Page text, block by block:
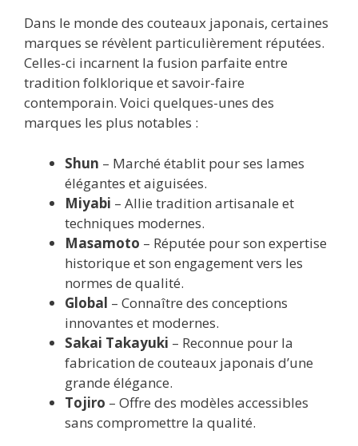
Dans le monde des couteaux japonais, certaines
marques se révèlent particulièrement réputées.
Celles-ci incarnent la fusion parfaite entre
tradition folklorique et savoir-faire
contemporain. Voici quelques-unes des
marques les plus notables :
Shun – Marché établit pour ses lames
élégantes et aiguisées.
Miyabi – Allie tradition artisanale et
techniques modernes.
Masamoto – Réputée pour son expertise
historique et son engagement vers les
normes de qualité.
Global – Connaître des conceptions
innovantes et modernes.
Sakai Takayuki – Reconnue pour la
fabrication de couteaux japonais d’une
grande élégance.
Tojiro – Offre des modèles accessibles
sans compromettre la qualité.